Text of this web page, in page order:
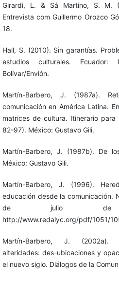
Girardi, L. & Sá Martino, S. M.
Entrevista com Guillermo Orozco
18.
Hall, S. (2010). Sin garantías.
estudios culturales. Ecuador:
Bolívar/Envión.
Martín-Barbero, J. (1987a).
comunicación en América Latina.
matrices de cultura. Itinerario
82-97). México: Gustavo Gili.
Martín-Barbero, J. (1987b). De
México: Gustavo Gili.
Martín-Barbero, J. (1996).
educación desde la comunicación.
de julio
http://www.redalyc.org/pdf/1051/
Martín-Barbero, J. (2002a).
alteridades: des-ubicaciones y
el nuevo siglo. Diálogos de la